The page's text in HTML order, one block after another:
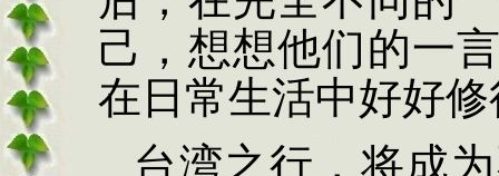
己，想想他们的一
在日常生活中好好
台湾之行，将成